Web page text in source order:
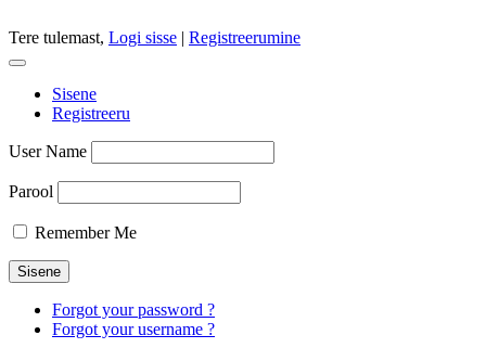
Tere tulemast, Logi sisse | Registreerumine
Sisene
Registreeru
User Name
Parool
Remember Me
Forgot your password ?
Forgot your username ?